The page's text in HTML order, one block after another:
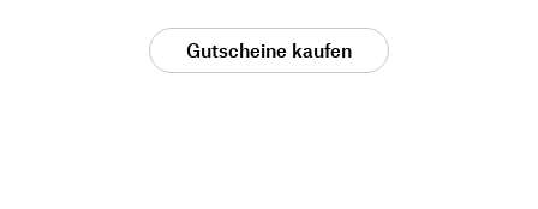
Gutscheine kaufen